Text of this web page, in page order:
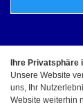
© Copyright -
Ihre Privatsphäre
Unsere Website
uns, Ihr
Website weiterhin